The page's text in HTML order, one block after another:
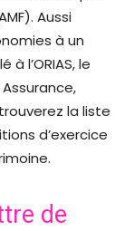
Aussi
à un
l’ORIAS, le
la liste
d’exercice
de